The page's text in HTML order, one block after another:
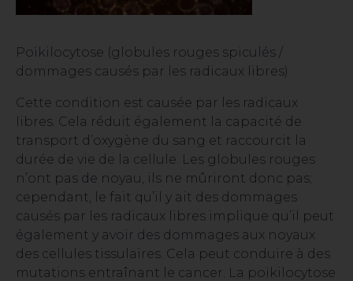
Poïkilocytose (globules rouges spiculés /
dommages causés par les radicaux libres)
Cette condition est causée par les radicaux
libres. Cela réduit également la capacité de
transport d’oxygène du sang et raccourcit la
durée de vie de la cellule. Les globules rouges
n’ont pas de noyau, ils ne mûriront donc pas;
cependant, le fait qu’il y ait des dommages
causés par les radicaux libres implique qu’il peut
également y avoir des dommages aux noyaux
des cellules tissulaires. Cela peut conduire à des
mutations entraînant le cancer. La poïkilocytose